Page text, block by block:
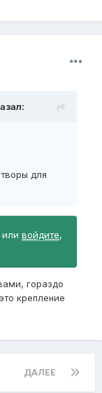
для
или войдите,
гораздо
крепление
ДАЛЕЕ